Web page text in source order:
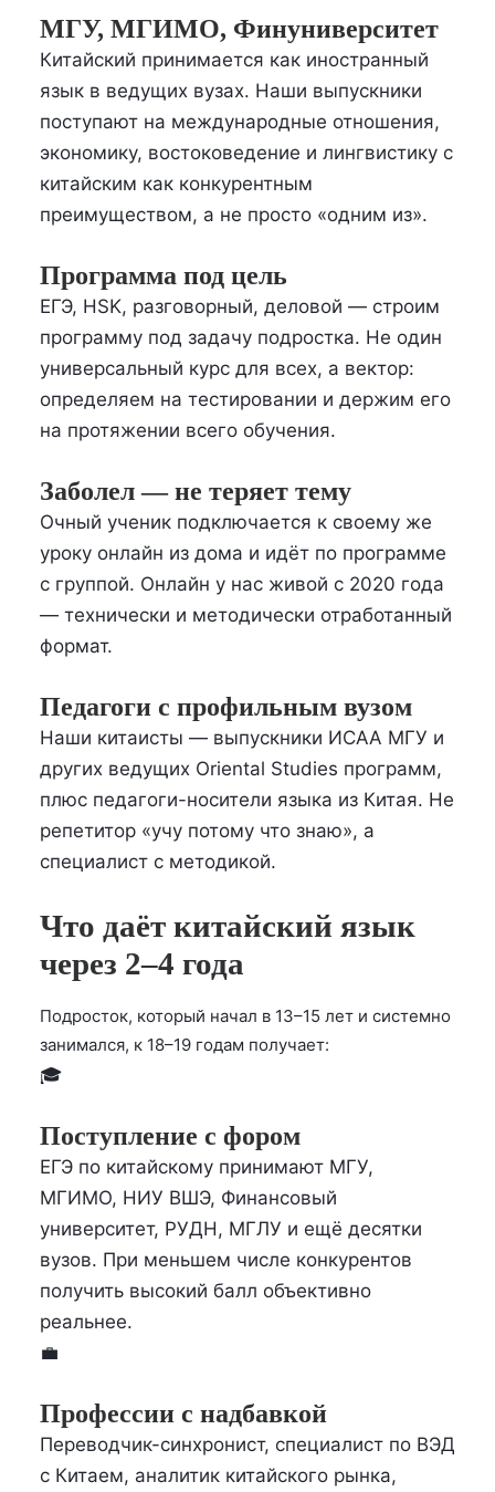
МГУ, МГИМО, Финуниверситет
Китайский принимается как иностранный
язык в ведущих вузах. Наши выпускники
поступают на международные отношения,
экономику, востоковедение и лингвистику с
китайским как конкурентным
преимуществом, а не просто «одним из».
Программа под цель
ЕГЭ, HSK, разговорный, деловой — строим
программу под задачу подростка. Не один
универсальный курс для всех, а вектор:
определяем на тестировании и держим его
на протяжении всего обучения.
Заболел — не теряет тему
Очный ученик подключается к своему же
уроку онлайн из дома и идёт по программе
с группой. Онлайн у нас живой с 2020 года
— технически и методически отработанный
формат.
Педагоги с профильным вузом
Наши китаисты — выпускники ИСАА МГУ и
других ведущих Oriental Studies программ,
плюс педагоги-носители языка из Китая. Не
репетитор «учу потому что знаю», а
специалист с методикой.
Что даёт китайский язык
через 2–4 года
Подросток, который начал в 13–15 лет и системно
занимался, к 18–19 годам получает:
🎓
Поступление с фором
ЕГЭ по китайскому принимают МГУ,
МГИМО, НИУ ВШЭ, Финансовый
университет, РУДН, МГЛУ и ещё десятки
вузов. При меньшем числе конкурентов
получить высокий балл объективно
реальнее.
💼
Профессии с надбавкой
Переводчик-синхронист, специалист по ВЭД
с Китаем, аналитик китайского рынка,